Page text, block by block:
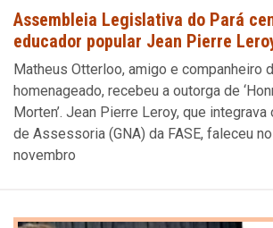
Assembleia Legislativa do Pará
educador popular Jean Pierre
Matheus Otterloo, amigo e companheiro
homenageado, recebeu a outorga de
Morten’. Jean Pierre Leroy, que integrava
de Assessoria (GNA) da FASE, faleceu
novembro